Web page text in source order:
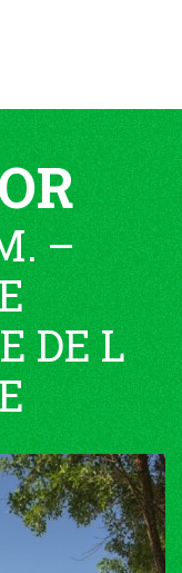
–
DE L